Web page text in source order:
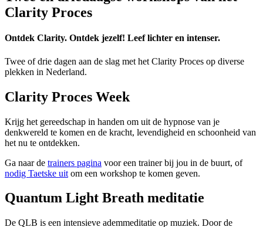
Clarity Proces
Ontdek Clarity. Ontdek jezelf! Leef lichter en intenser.
Twee of drie dagen aan de slag met het Clarity Proces op diverse
plekken in Nederland.
Clarity Proces Week
Krijg het gereedschap in handen om uit de hypnose van je
denkwereld te komen en de kracht, levendigheid en schoonheid van
het nu te ontdekken.
Ga naar de trainers pagina voor een trainer bij jou in de buurt, of
nodig Taetske uit om een workshop te komen geven.
Quantum Light Breath meditatie
De QLB is een intensieve ademmeditatie op muziek. Door de